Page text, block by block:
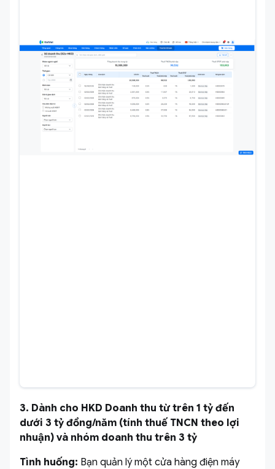
3. Dành cho HKD Doanh thu từ trên 1 tỷ đến
dưới 3 tỷ đồng/năm (tính thuế TNCN theo lợi
nhuận) và nhóm doanh thu trên 3 tỷ
Tình huống: Bạn quản lý một cửa hàng điện máy